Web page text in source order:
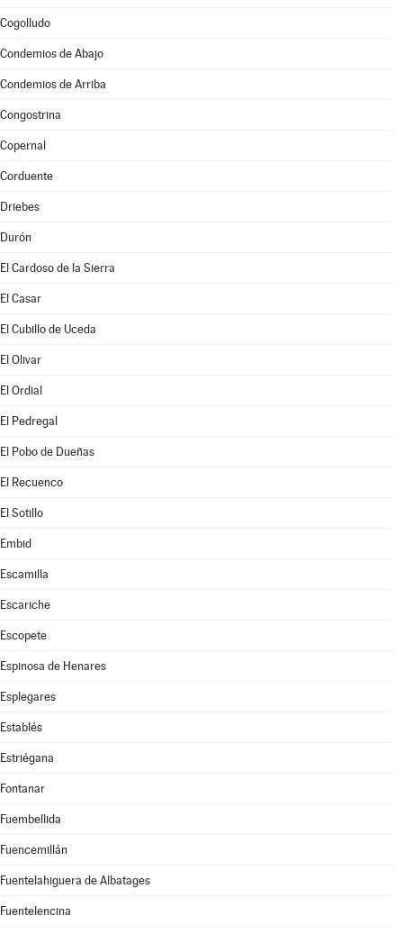
Cogolludo
Condemios de Abajo
Condemios de Arriba
Congostrina
Copernal
Corduente
Driebes
Durón
El Cardoso de la Sierra
El Casar
El Cubillo de Uceda
El Olivar
El Ordial
El Pedregal
El Pobo de Dueñas
El Recuenco
El Sotillo
Embid
Escamilla
Escariche
Escopete
Espinosa de Henares
Esplegares
Establés
Estriégana
Fontanar
Fuembellida
Fuencemillán
Fuentelahiguera de Albatages
Fuentelencina